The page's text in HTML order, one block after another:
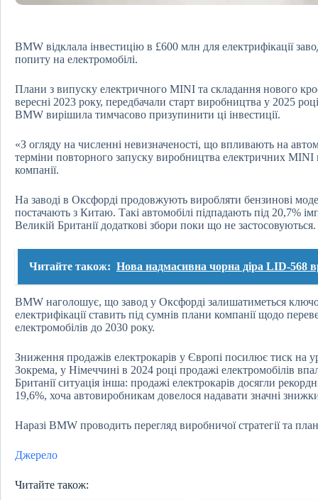
BMW відклала інвестицію в £600 млн для електрифікації
попиту на електромобілі.
Плани з випуску електричного MINI та складання нового
вересні 2023 року, передбачали старт виробництва у 2025
BMW вирішила тимчасово призупинити ці інвестиції.
«З огляду на численні невизначеності, що впливають на
терміни повторного запуску виробництва електричних MINI
компанії.
На заводі в Оксфорді продовжують виробляти бензинові
постачають з Китаю. Такі автомобілі підпадають під 20,7%
Великій Британії додаткові збори поки що не застосовуються.
Читайте також: Нова надмасивна чорна діра LID-568
BMW наголошує, що завод у Оксфорді залишатиметься
електрифікації ставить під сумнів плани компанії щодо
електромобілів до 2030 року.
Зниження продажів електрокарів у Європі посилює тиск на
Зокрема, у Німеччині в 2024 році продажі електромобілів
Британії ситуація інша: продажі електрокарів досягли
19,6%, хоча автовиробникам довелося надавати значні
Наразі BMW проводить перегляд виробничої стратегії та
Джерело
Читайте також: